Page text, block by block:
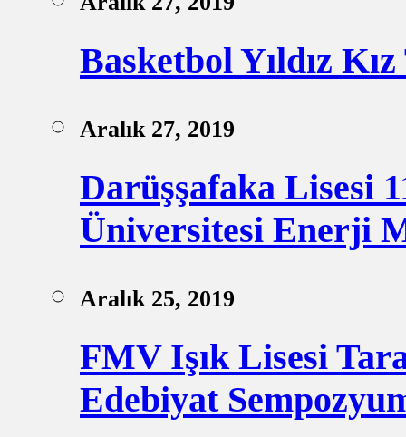
Basketbol Yıldız
Aralık 27, 2019
Darüşşafaka Lisesi
Üniversitesi Enerji
Aralık 25, 2019
FMV Işık Lisesi
Edebiyat